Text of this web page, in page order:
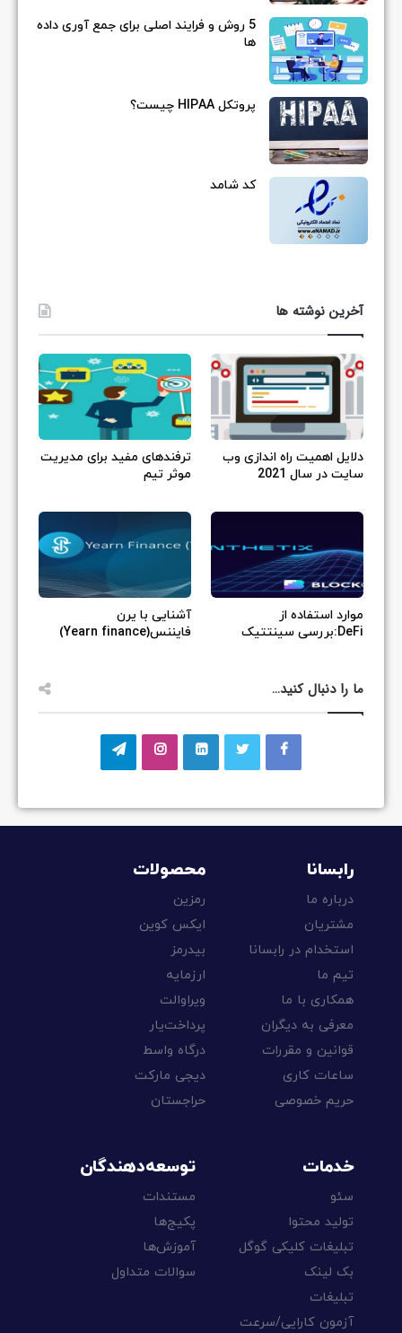
5 روش و فرایند اصلی برای جمع آوری داده
ها
پروتکل HIPAA چیست؟
کد شامد
آخرین نوشته ها
دلایل اهمیت راه اندازی وب
سایت در سال 2021
ترفندهای مفید برای مدیریت
موثر تیم
موارد استفاده از
DeFi:بررسی سینتتیک
آشنایی با یرن
فایننس(Yearn finance)
ما را دنبال کنید…
رابسانا
درباره ما
مشتریان
استخدام در رابسانا
تیم ما
همکاری با ما
معرفی به دیگران
قوانین و مقررات
ساعات کاری
حریم خصوصی
محصولات
رمزین
ایکس کوین
بیدرمز
ارزمایه
ویراوالت
پرداخت‌یار
درگاه واسط
دیجی مارکت
حراجستان
خدمات
سئو
تولید محتوا
تبلیغات کلیکی گوگل
بک لینک
تبلیغات
آزمون کارایی/سرعت
توسعه‌دهندگان
مستندات
پکیج‌ها
آموزش‌ها
سوالات متداول